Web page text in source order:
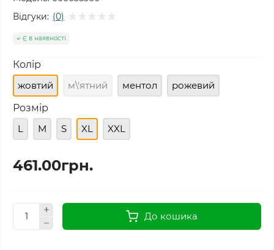
Відгуки: (0)
Є в наявності
Колір
жовтий
м\'ятний ментол
рожевий
Розмір
L
M S XL XXL
461.00грн.
До кошика